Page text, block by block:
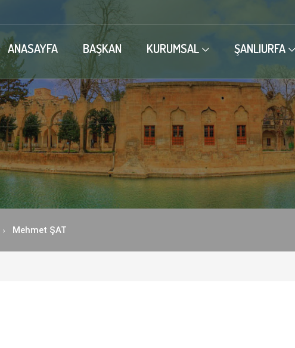
ANASAYFA BAŞKAN KURUMSAL ŞANLIURFA
Mehmet ŞAT